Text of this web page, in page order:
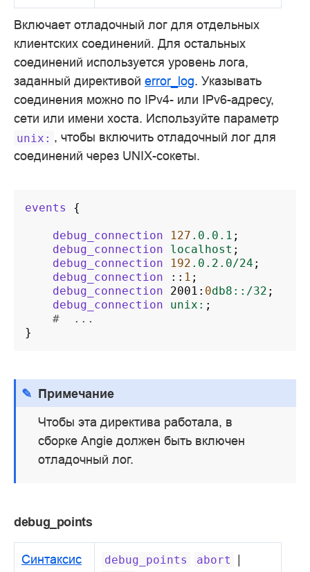
Включает отладочный лог для отдельных
клиентских соединений. Для остальных
соединений используется уровень лога,
заданный директивой error_log. Указывать
соединения можно по IPv4- или IPv6-адресу,
сети или имени хоста. Используйте параметр
unix: , чтобы включить отладочный лог для
соединений через UNIX-сокеты.
events {
debug_connection 127 .0.0.1 ;
debug_connection
localhost ;
debug_connection
192 .0.2.0/24 ;
debug_connection
:: 1 ;
debug_connection
2001 : 0db8::/32 ;
debug_connection
unix: ;
#  ...
}
Примечание
Чтобы эта директива работала, в
сборке Angie должен быть включен
отладочный лог.
debug_points
Синтаксис debug_points abort |